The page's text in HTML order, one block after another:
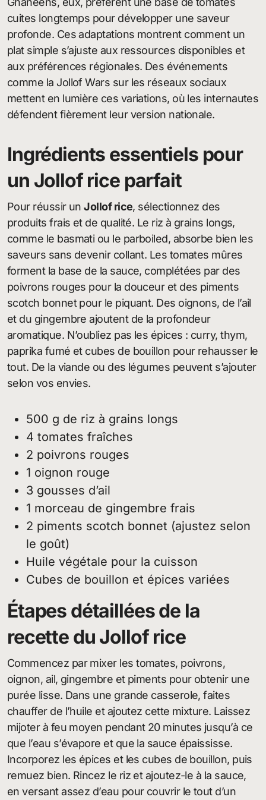
cuites longtemps pour développer une saveur
profonde. Ces adaptations montrent comment un
plat simple s’ajuste aux ressources disponibles et
aux préférences régionales. Des événements
comme la Jollof Wars sur les réseaux sociaux
mettent en lumière ces variations, où les internautes
défendent fièrement leur version nationale.
Ingrédients essentiels pour
un Jollof rice parfait
Pour réussir unJollof rice, sélectionnez des
produits frais et de qualité. Le riz à grains longs,
comme le basmati ou le parboiled, absorbe bien les
saveurs sans devenir collant. Les tomates mûres
forment la base de la sauce, complétées par des
poivrons rouges pour la douceur et des piments
scotch bonnet pour le piquant. Des oignons, de l’ail
et du gingembre ajoutent de la profondeur
aromatique. N’oubliez pas les épices : curry, thym,
paprika fumé et cubes de bouillon pour rehausser le
tout. De la viande ou des légumes peuvent s’ajouter
selon vos envies.
500 g de riz à grains longs
4 tomates fraîches
2 poivrons rouges
1 oignon rouge
3 gousses d’ail
1 morceau de gingembre frais
2 piments scotch bonnet (ajustez selon
le goût)
Huile végétale pour la cuisson
Cubes de bouillon et épices variées
Étapes détaillées de la
recette du Jollof rice
Commencez par mixer les tomates, poivrons,
oignon, ail, gingembre et piments pour obtenir une
purée lisse. Dans une grande casserole, faites
chauffer de l’huile et ajoutez cette mixture. Laissez
mijoter à feu moyen pendant 20 minutes jusqu’à ce
que l’eau s’évapore et que la sauce épaississe.
Incorporez les épices et les cubes de bouillon, puis
remuez bien. Rincez le riz et ajoutez-le à la sauce,
en versant assez d’eau pour couvrir le tout d’un